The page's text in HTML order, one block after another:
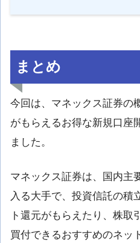
まとめ
今回は、マネックス証券の
がもらえるお得な新規口座
ました。
マネックス証券は、国内主
入る大手で、投資信託の積
ト還元がもらえたり、株取
買付できるおすすめのネッ